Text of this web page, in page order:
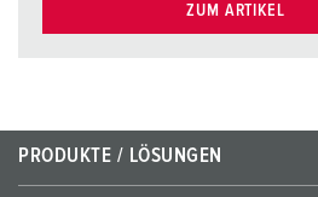
ZUM ARTIKEL
PRODUKTE / LÖSUNGEN